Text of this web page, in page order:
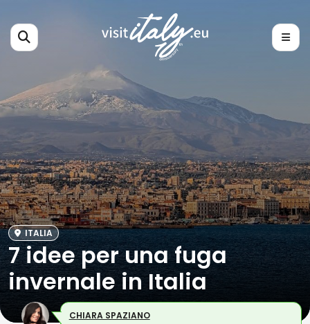
ITALIA
7 idee per una fuga
invernale in Italia
CHIARA SPAZIANO